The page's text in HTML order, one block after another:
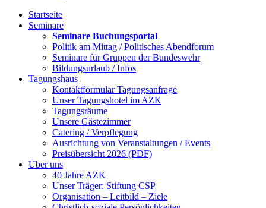
Startseite
Seminare
Seminare Buchungsportal
Politik am Mittag / Politisches Abendforum
Seminare für Gruppen der Bundeswehr
Bildungsurlaub / Infos
Tagungshaus
Kontaktformular Tagungsanfrage
Unser Tagungshotel im AZK
Tagungsräume
Unsere Gästezimmer
Catering / Verpflegung
Ausrichtung von Veranstaltungen / Events
Preisübersicht 2026 (PDF)
Über uns
40 Jahre AZK
Unser Träger: Stiftung CSP
Organisation – Leitbild – Ziele